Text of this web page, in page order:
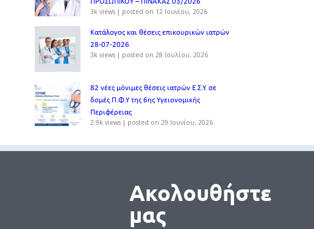
3k views | posted on 12 Ιουνίου, 2026
Κατάλογος και θέσεις επικουρικών ιατρών
28-07-2026
3k views | posted on 28 Ιουλίου, 2026
82 νέες μόνιμες θέσεις ιατρών Ε.Σ.Υ. σε
δομές Π.Φ.Υ της 6ης Υγειονομικής
Περιφέρειας
2.9k views | posted on 29 Ιουνίου, 2026
Ακολουθήστε
μας